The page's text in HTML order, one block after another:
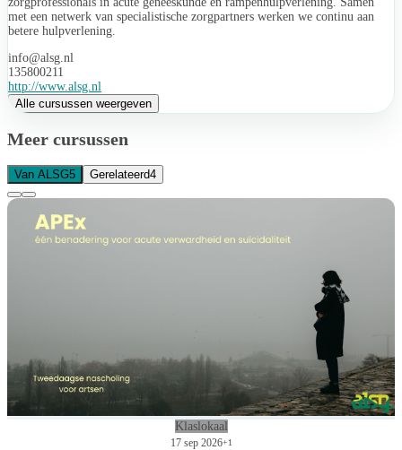
met een netwerk van specialistische zorgpartners werken we continu aan
betere hulpverlening.
info@alsg.nl
135800211
http://www.alsg.nl
Alle cursussen weergeven
Meer cursussen
Van ALSG5 Gerelateerd4
Klaslokaal
17 sep 2026+1